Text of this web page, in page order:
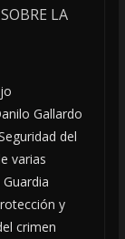
LA
Gallardo
del
varias
y
crimen